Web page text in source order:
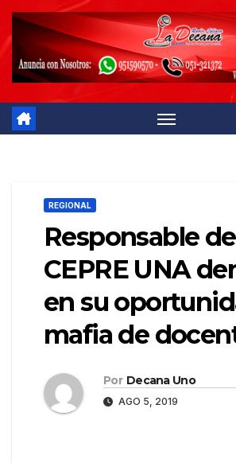
REGIONAL
Responsable
CEPRE UNA
en su
mafia de
Por Decana Uno
AGO 5, 2019